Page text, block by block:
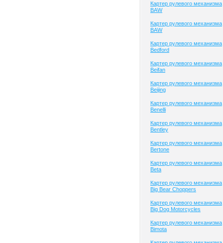
Картер рулевого механизма
BAW
Картер рулевого механизма
BAW
Картер рулевого механизма
Bedford
Картер рулевого механизма
Beifan
Картер рулевого механизма
Beijing
Картер рулевого механизма
Benelli
Картер рулевого механизма
Bentley
Картер рулевого механизма
Bertone
Картер рулевого механизма
Beta
Картер рулевого механизма
Big Bear Choppers
Картер рулевого механизма
Big Dog Motorcycles
Картер рулевого механизма
Bimota